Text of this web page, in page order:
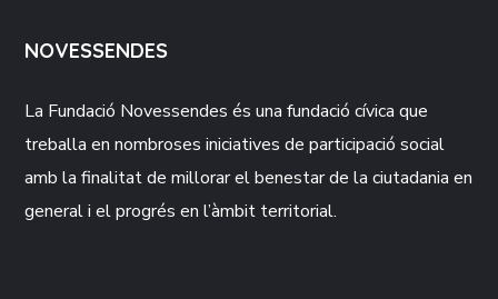
NOVESSENDES
La Fundació Novessendes és una fundació cívica que
treballa en nombroses iniciatives de participació social
amb la finalitat de millorar el benestar de la ciutadania en
general i el progrés en l’àmbit territorial.